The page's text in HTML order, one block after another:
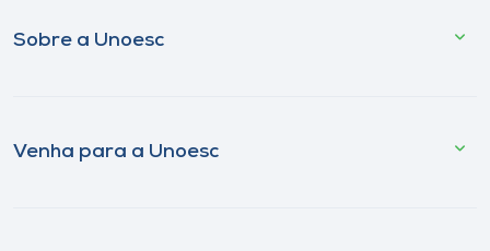
Sobre a Unoesc
Venha para a Unoesc